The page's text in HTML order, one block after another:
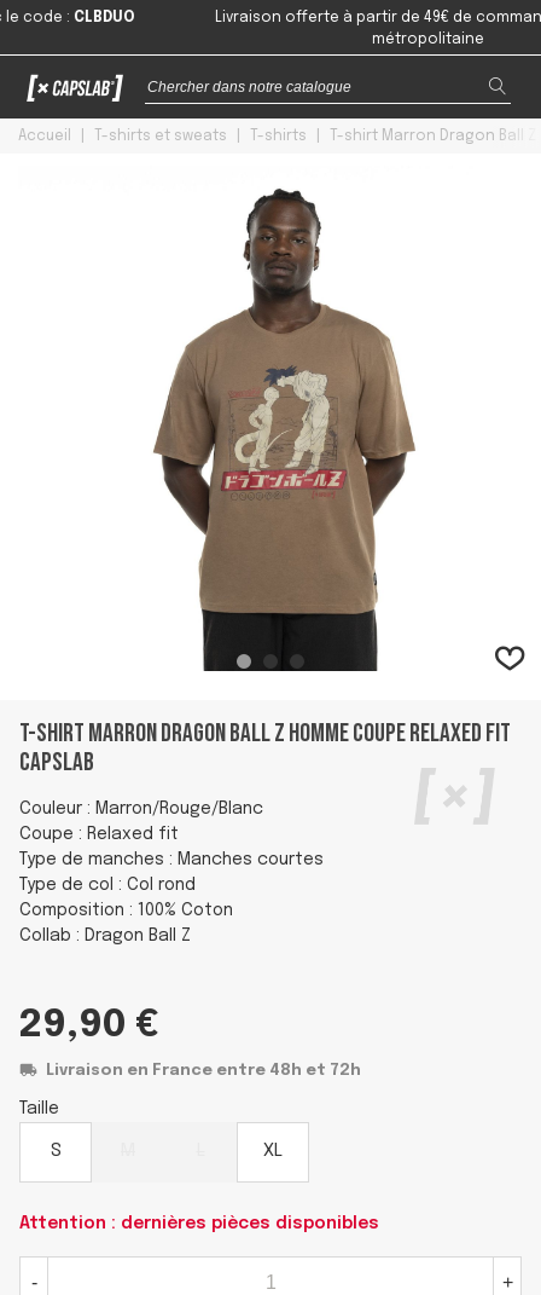
:CLBDUO
Livraison offerte à partir de 49€ de commande en
métropolitaine
Accueil T-shirts et sweats T-shirts T-shirt Marron Dragon Ball
T-shirt Marron Dragon Ball Z homme coupe Relaxed fit
Capslab
Couleur : Marron/Rouge/Blanc
Coupe : Relaxed fit
Type de manches : Manches courtes
Type de col : Col rond
Composition : 100% Coton
Collab : Dragon Ball Z
29,90 €
Livraison en France entre 48h et 72h
Taille
S XL
Attention : dernières pièces disponibles
- +